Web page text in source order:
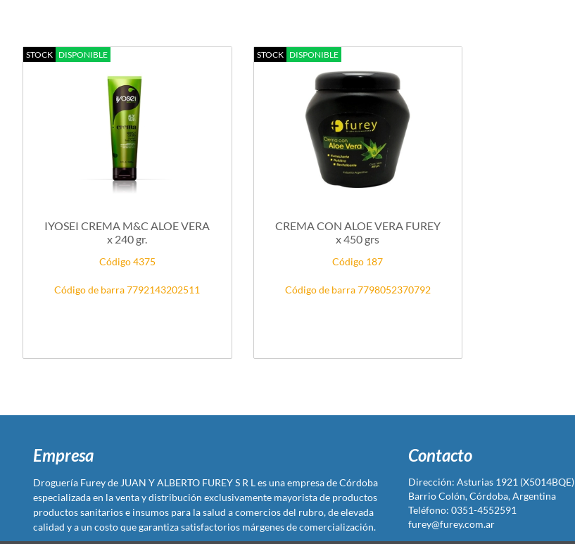
STOCK DISPONIBLE
IYOSEI CREMA M&C ALOE VERA
x 240 gr.
Código 4375
Código de barra 7792143202511
STOCK DISPONIBLE
CREMA CON ALOE VERA FUREY
x 450 grs
Código 187
Código de barra 7798052370792
Empresa
Droguería Furey de JUAN Y ALBERTO FUREY S R L es una empresa de Córdoba
especializada en la venta y distribución exclusivamente mayorista de productos
productos sanitarios e insumos para la salud a comercios del rubro, de elevada
calidad y a un costo que garantiza satisfactorios márgenes de comercialización.
Contacto
Dirección: Asturias 1921 (X5014BQE)
Barrio Colón, Córdoba, Argentina
Teléfono: 0351-4552591
furey@furey.com.ar